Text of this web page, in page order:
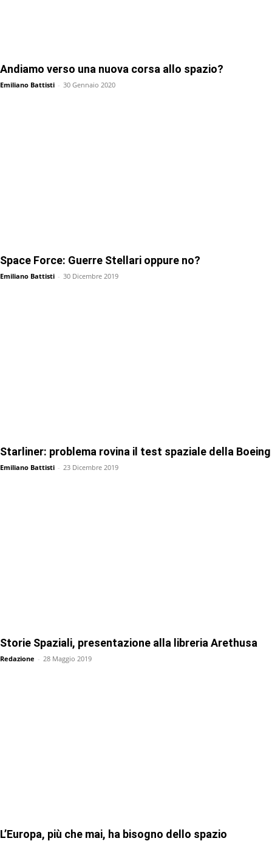
Andiamo verso una nuova corsa allo spazio?
Emiliano Battisti - 30 Gennaio 2020
Space Force: Guerre Stellari oppure no?
Emiliano Battisti - 30 Dicembre 2019
Starliner: problema rovina il test spaziale della Boeing
Emiliano Battisti - 23 Dicembre 2019
Storie Spaziali, presentazione alla libreria Arethusa
Redazione - 28 Maggio 2019
L’Europa, più che mai, ha bisogno dello spazio